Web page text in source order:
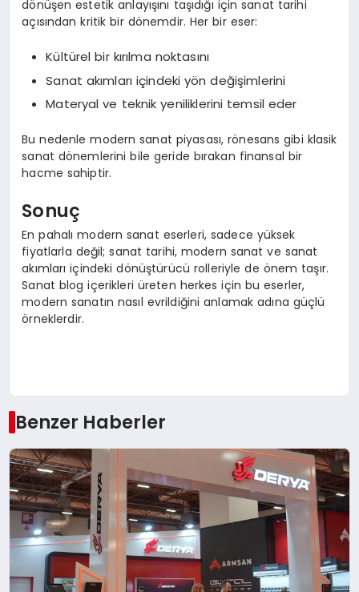
dönüşen estetik anlayışını taşıdığı için sanat tarihi
açısından kritik bir dönemdir. Her bir eser:
Kültürel bir kırılma noktasını
Sanat akımları içindeki yön değişimlerini
Materyal ve teknik yeniliklerini temsil eder
Bu nedenle modern sanat piyasası, rönesans gibi klasik
sanat dönemlerini bile geride bırakan finansal bir
hacme sahiptir.
Sonuç
En pahalı modern sanat eserleri, sadece yüksek
fiyatlarla değil; sanat tarihi, modern sanat ve sanat
akımları içindeki dönüştürücü rolleriyle de önem taşır.
Sanat blog içerikleri üreten herkes için bu eserler,
modern sanatın nasıl evrildiğini anlamak adına güçlü
örneklerdir.
Benzer Haberler